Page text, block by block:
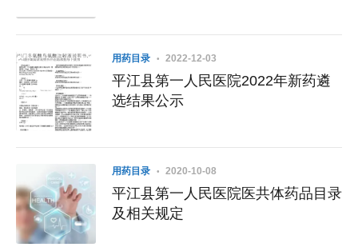
用药目录 2022-12-03
平江县第一人民医院2022年新药遴
选结果公示
用药目录 2020-10-08
平江县第一人民医院医共体药品目录
及相关规定